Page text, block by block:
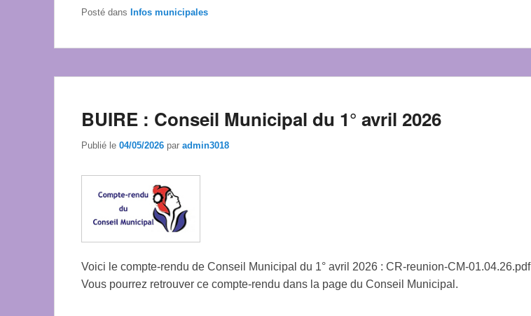
Posté dans Infos municipales
BUIRE : Conseil Municipal du 1° avril 2026
Publié le 04/05/2026 par admin3018
Voici le compte-rendu de Conseil Municipal du 1° avril 2026 : CR-reunion-CM-01.04.26.pdf
Vous pourrez retrouver ce compte-rendu dans la page du Conseil Municipal.